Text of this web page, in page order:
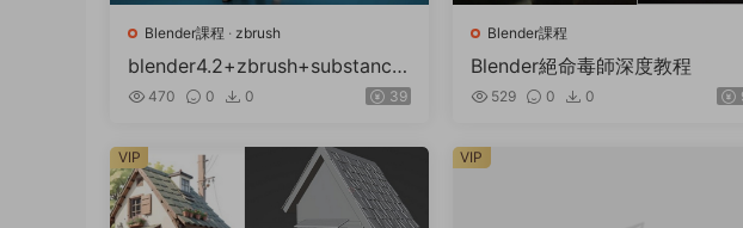
Blender課程 · zbrush
blender4.2+zbrush+substance
高級風格化角色藝術課程
470 0 0 39
Blender課程
Blender絕命毒師深度教程
529 0 0
VIP VIP